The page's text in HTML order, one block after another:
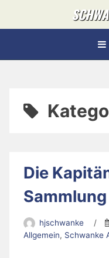
Die
Sammlung
hjschwanke /
Allgemein, Schwanke